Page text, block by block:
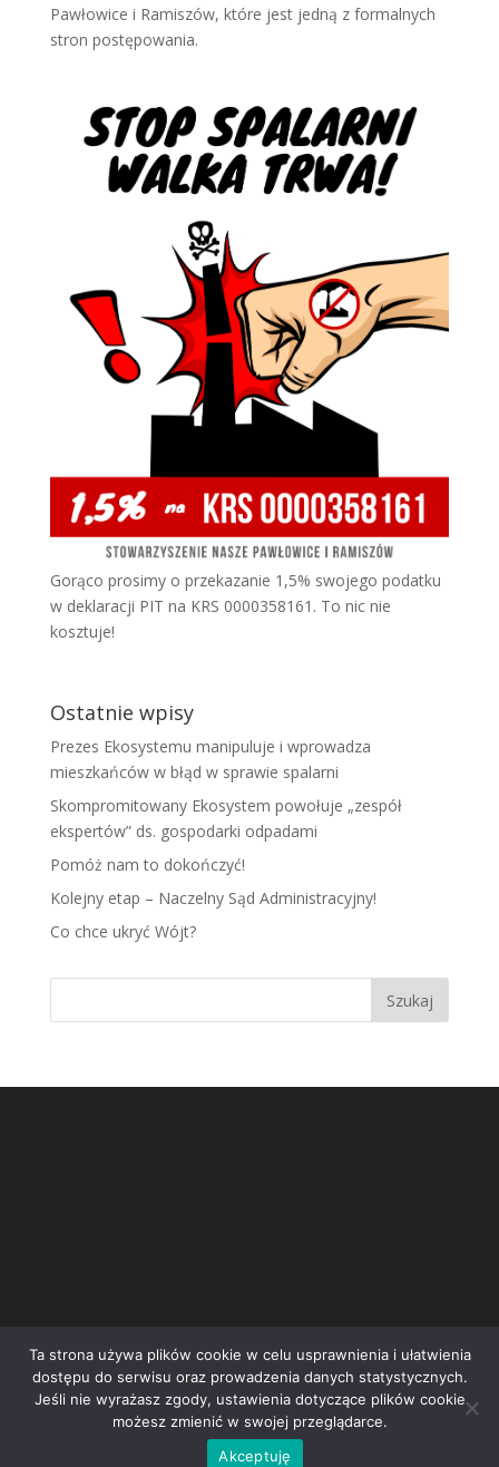
Pawłowice i Ramiszów, które jest jedną z formalnych
stron postępowania.
Gorąco prosimy o przekazanie 1,5% swojego podatku
w deklaracji PIT na KRS 0000358161. To nic nie
kosztuje!
Ostatnie wpisy
Prezes Ekosystemu manipuluje i wprowadza
mieszkańców w błąd w sprawie spalarni
Skompromitowany Ekosystem powołuje „zespół
ekspertów” ds. gospodarki odpadami
Pomóż nam to dokończyć!
Kolejny etap – Naczelny Sąd Administracyjny!
Co chce ukryć Wójt?
Inicjatywa społeczna STOP Wrocławskiej Spalarni | e-
kontakt@stopspalarni.pl
Ta strona używa plików cookie w celu usprawnienia i ułatwienia
dostępu do serwisu oraz prowadzenia danych statystycznych.
Jeśli nie wyrażasz zgody, ustawienia dotyczące plików cookie
możesz zmienić w swojej przeglądarce.
Akceptuję